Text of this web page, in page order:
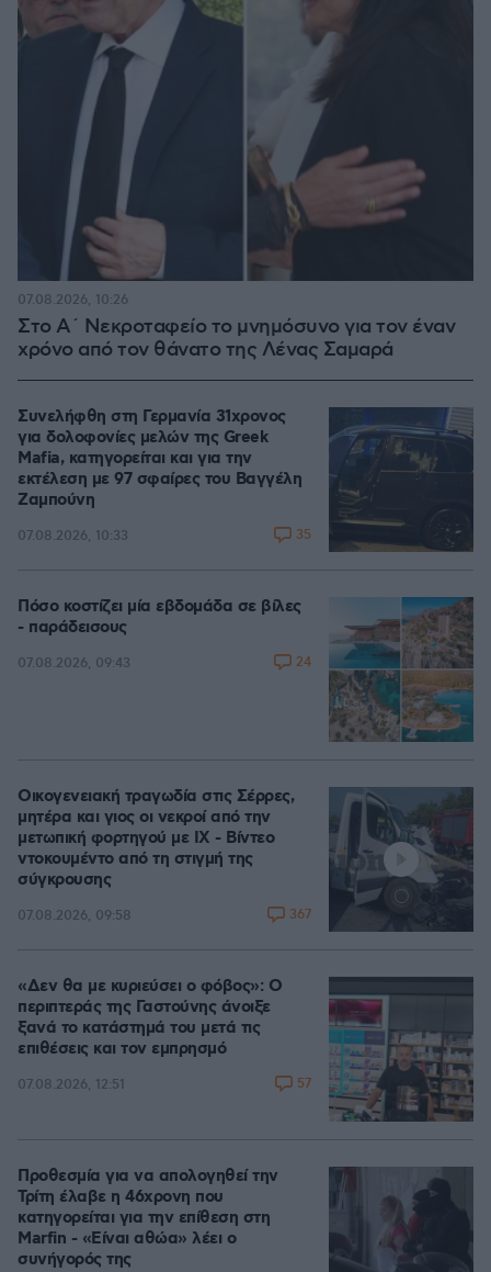
Στο Α΄ Νεκροταφείο το μνημόσυνο για τον έναν
χρόνο από τον θάνατο της Λένας Σαμαρά
07.08.2026, 10:26
Συνελήφθη στη Γερμανία 31χρονος
για δολοφονίες μελών της Greek
Mafia, κατηγορείται και για την
εκτέλεση με 97 σφαίρες του Βαγγέλη
Ζαμπούνη
07.08.2026, 10:33 35
Πόσο κοστίζει μία εβδομάδα σε βίλες
- παράδεισους
07.08.2026, 09:43 24
Οικογενειακή τραγωδία στις Σέρρες,
μητέρα και γιος οι νεκροί από την
μετωπική φορτηγού με ΙΧ - Βίντεο
ντοκουμέντο από τη στιγμή της
σύγκρουσης
07.08.2026, 09:58 367
«Δεν θα με κυριεύσει ο φόβος»: Ο
περιπτεράς της Γαστούνης άνοιξε
ξανά το κατάστημά του μετά τις
επιθέσεις και τον εμπρησμό
07.08.2026, 12:51 57
Προθεσμία για να απολογηθεί την
Τρίτη έλαβε η 46χρονη που
κατηγορείται για την επίθεση στη
Marfin - «Είναι αθώα» λέει ο
συνήγορός της